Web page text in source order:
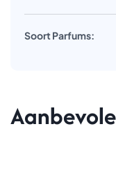
Soort Parfums: